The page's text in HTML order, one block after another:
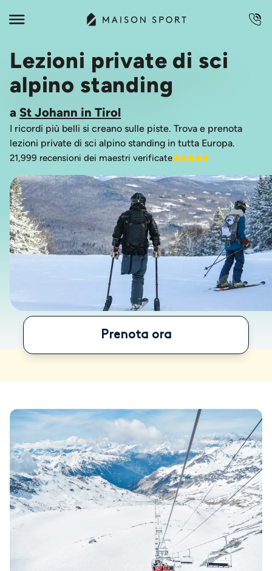
Lezioni private di sci
alpino standing
a St Johann in Tirol
I ricordi più belli si creano sulle piste. Trova e prenota
lezioni private di sci alpino standing in tutta Europa.
21,999 recensioni dei maestri verificate
Prenota ora